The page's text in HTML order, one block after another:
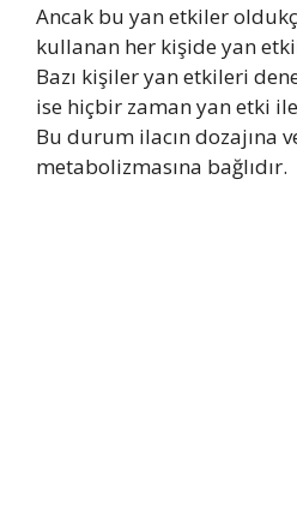
Ancak bu yan etkiler
kullanan her kişide yan
Bazı kişiler yan etkileri
ise hiçbir zaman yan etki
Bu durum ilacın dozajına
metabolizmasına bağlıdır.